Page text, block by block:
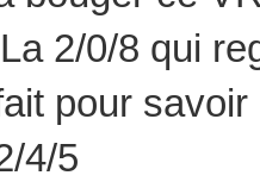
2/0/8 qui
pour
4/5